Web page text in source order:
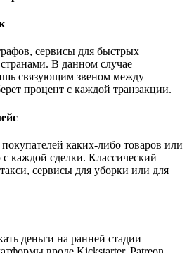
сервисы для быстрых
В данном случае
связующим звеном между
процент с каждой транзакции.
каких-либо товаров или
каждой сделки. Классический
сервисы для уборки или для
деньги на ранней стадии